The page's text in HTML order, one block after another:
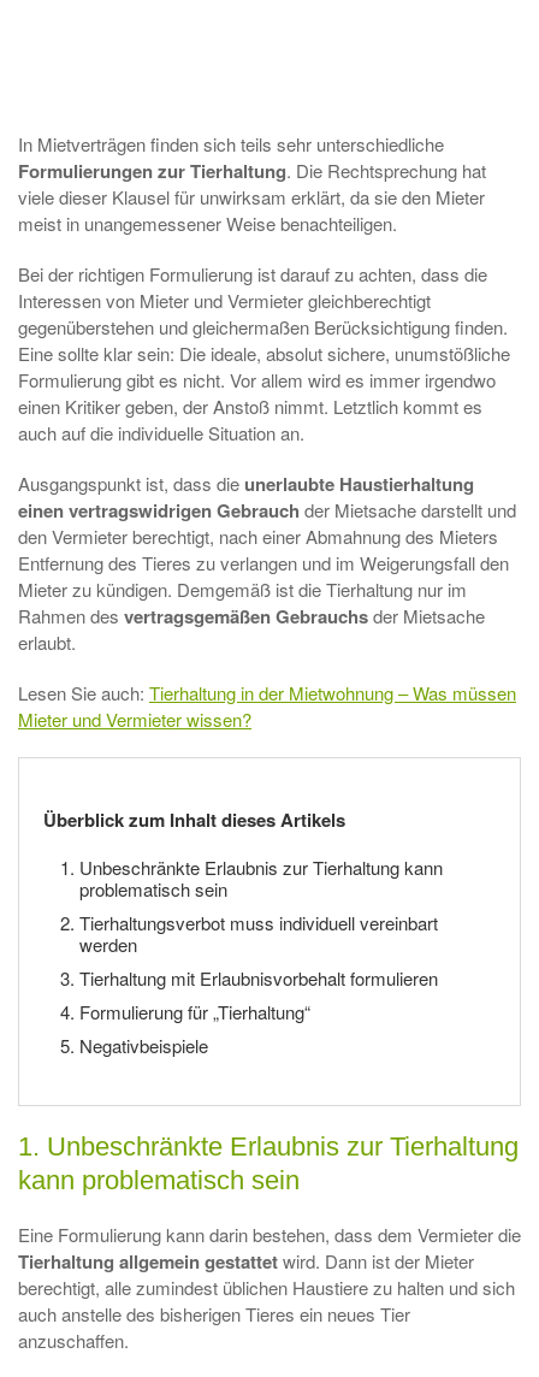
In Mietverträgen finden sich teils sehr unterschiedliche
Formulierungen zur Tierhaltung. Die Rechtsprechung hat
viele dieser Klausel für unwirksam erklärt, da sie den Mieter
meist in unangemessener Weise benachteiligen.
Bei der richtigen Formulierung ist darauf zu achten, dass die
Interessen von Mieter und Vermieter gleichberechtigt
gegenüberstehen und gleichermaßen Berücksichtigung finden.
Eine sollte klar sein: Die ideale, absolut sichere, unumstößliche
Formulierung gibt es nicht. Vor allem wird es immer irgendwo
einen Kritiker geben, der Anstoß nimmt. Letztlich kommt es
auch auf die individuelle Situation an.
Ausgangspunkt ist, dass die unerlaubte Haustierhaltung
einen vertragswidrigen Gebrauch der Mietsache darstellt und
den Vermieter berechtigt, nach einer Abmahnung des Mieters
Entfernung des Tieres zu verlangen und im Weigerungsfall den
Mieter zu kündigen. Demgemäß ist die Tierhaltung nur im
Rahmen des vertragsgemäßen Gebrauchsder Mietsache
erlaubt.
Lesen Sie auch: Tierhaltung in der Mietwohnung – Was müssen
Mieter und Vermieter wissen?
Überblick zum Inhalt dieses Artikels
Unbeschränkte Erlaubnis zur Tierhaltung kann
problematisch sein
Tierhaltungsverbot muss individuell vereinbart
werden
Tierhaltung mit Erlaubnisvorbehalt formulieren
Formulierung für „Tierhaltung“
Negativbeispiele
1. Unbeschränkte Erlaubnis zur Tierhaltung
kann problematisch sein
Eine Formulierung kann darin bestehen, dass dem Vermieter die
Tierhaltung allgemein gestattetwird. Dann ist der Mieter
berechtigt, alle zumindest üblichen Haustiere zu halten und sich
auch anstelle des bisherigen Tieres ein neues Tier
anzuschaffen.